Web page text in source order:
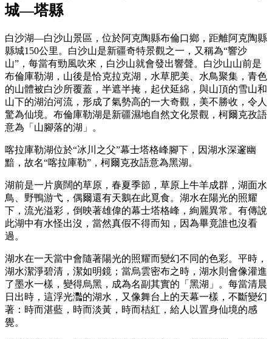
城—塔縣
白沙湖—白沙山景區，位於阿克陶縣布倫口鄉，距離阿克陶縣
縣城150公里。白沙山是新疆奇特景觀之一，又稱為“響沙
山”，每當有勁風吹來，白沙山就會發出響聲。白沙山山前是
布倫庫勒湖，山後是恰克拉克湖，水草肥美、水鳥聚集，青色
的山體被白沙所覆蓋，半遮半掩，起伏延綿，與山頂的雪山和
山下的湖泊河流，形成了氣勢高的一大奇觀，美不勝收，令人
驚為仙境。布倫庫勒湖是新疆濕地自然文化景觀，柯爾克孜語
意為「山腳落的湖」。
喀拉庫勒湖位於“冰川之父”幕士塔格峰腳下，因湖水深邃幽
黯，故名“喀拉庫勒”，柯爾克孜語意為黑湖。
湖前是一片廣闊的草原，春夏季節，草原上牛羊成群，湖面水
鳥、野鴨游弋，偶爾還有天鵝在此覓食。湖水在陽光的照耀
下，流光溢彩，倒映著雄偉的幕士塔格峰，絢麗異常。有傳說
此湖中有水怪出沒，當然真假不得而知，因為畢竟誰也沒看
過。
湖水在一天當中會隨著陽光的照耀而變幻不同的色彩。平時，
湖水潔淨碧清，潔如明鏡；當烏雲密布之時，湖水則會像灌進
了墨水一樣，變得烏黑，成為名副其實的「黑湖」。每當清晨
日出時，這浮光灩的湖水，又像舞台上的天幕一樣，不斷變幻
著：時而湛藍，時而淡黃，時而桔紅，給人以置身仙境的感
覺。